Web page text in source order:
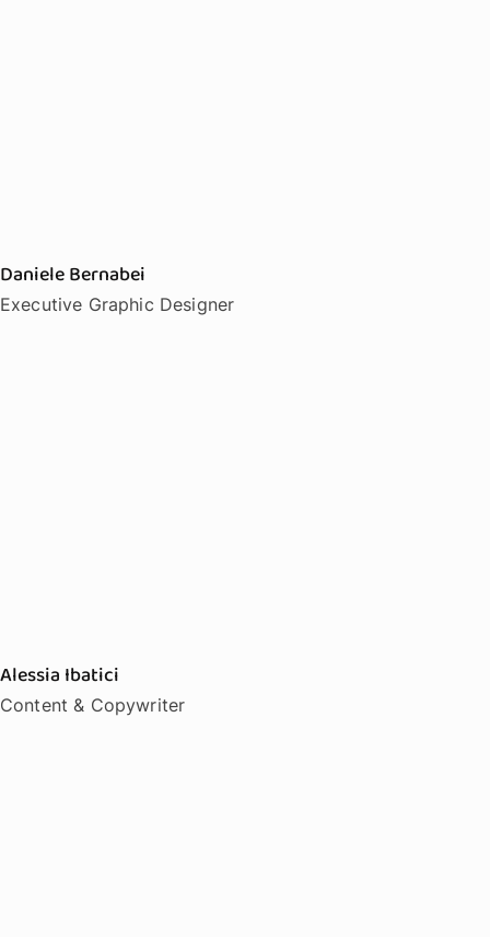
Daniele Bernabei
Executive Graphic Designer
Alessia Ibatici
Content & Copywriter